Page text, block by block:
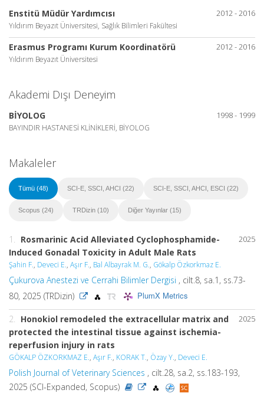
2012 - 2016
Enstitü Müdür Yardımcısı
Yıldırım Beyazıt Üniversitesi, Sağlık Bilimleri Fakültesi
2012 - 2016
Erasmus Programı Kurum Koordinatörü
Yıldırım Beyazıt Üniversitesi
Akademi Dışı Deneyim
1998 - 1999
BİYOLOG
BAYINDIR HASTANESİ KLİNİKLERİ, BİYOLOG
Makaleler
Tümü (48) SCI-E, SSCI, AHCI (22) SCI-E, SSCI, AHCI, ESCI (22)
Scopus (24) TRDizin (10) Diğer Yayınlar (15)
2025
1. Rosmarinic Acid Alleviated Cyclophosphamide-
Induced Gonadal Toxicity in Adult Male Rats
Şahin F., Deveci E., Aşır F., Bal Albayrak M. G., Gökalp Özkorkmaz E.
Çukurova Anestezi ve Cerrahi Bilimler Dergisi , cilt.8, sa.1, ss.73-
80, 2025 (TRDizin)
PlumX Metrics
2025
2. Honokiol remodeled the extracellular matrix and
protected the intestinal tissue against ischemia-
reperfusion injury in rats
GÖKALP ÖZKORKMAZ E., Aşır F., KORAK T., Özay Y., Deveci E.
Polish Journal of Veterinary Sciences , cilt.28, sa.2, ss.183-193,
2025 (SCI-Expanded, Scopus)